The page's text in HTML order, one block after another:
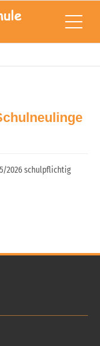
2026 schulpflichtig